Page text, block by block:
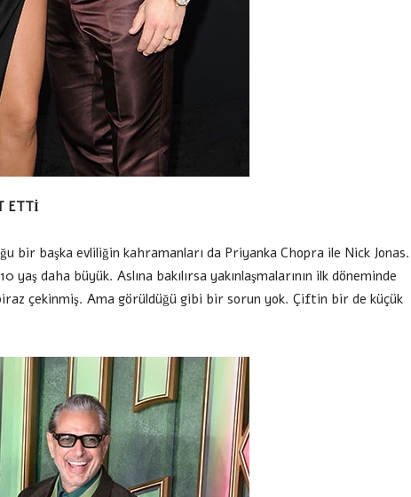
ETTİ
bir başka evliliğin kahramanları da Priyanka Chopra ile Nick Jonas.
yaş daha büyük. Aslına bakılırsa yakınlaşmalarının ilk döneminde
çekinmiş. Ama görüldüğü gibi bir sorun yok. Çiftin bir de küçük